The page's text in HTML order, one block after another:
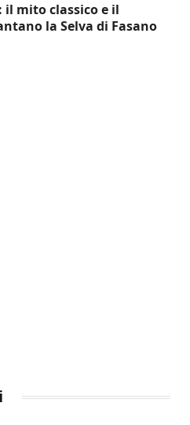
il mito classico e il
la Selva di Fasano